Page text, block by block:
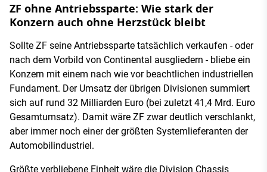
ZF ohne Antriebssparte: Wie stark der
Konzern auch ohne Herzstück bleibt
Sollte ZF seine Antriebssparte tatsächlich verkaufen - oder
nach dem Vorbild von Continental ausgliedern - bliebe ein
Konzern mit einem nach wie vor beachtlichen industriellen
Fundament. Der Umsatz der übrigen Divisionen summiert
sich auf rund 32 Milliarden Euro (bei zuletzt 41,4 Mrd. Euro
Gesamtumsatz). Damit wäre ZF zwar deutlich verschlankt,
aber immer noch einer der größten Systemlieferanten der
Automobilindustriel.
Größte verbliebene Einheit wäre die Division Chassis